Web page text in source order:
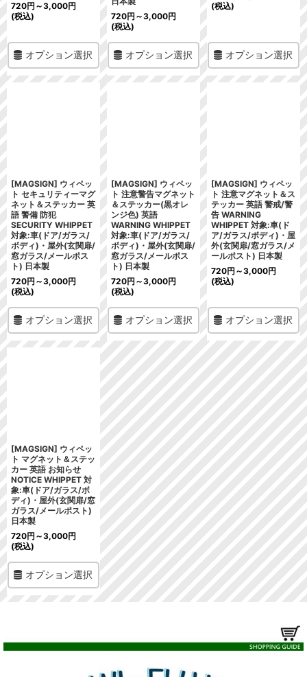
720円 ～3,000円
(税込)
オプション選択
720円 ～3,000円
(税込)
オプション選択
(税込)
オプション選択
[MAGSIGN] ウィペッ
ト セキュリティーマグ
ネット＆ステッカー 英
語 警備 防犯
SECURITY WHIPPET
対象:車(ドア/ガラス/
ボディ)・屋外(玄関扉/
窓ガラス/メールポス
ト) 日本製
720円 ～3,000円
(税込)
オプション選択
[MAGSIGN] ウィペッ
ト 注意警告マグネット
＆ステッカー(黒オレ
ンジ色) 英語
WARNING WHIPPET
対象:車(ドア/ガラス/
ボディ)・屋外(玄関扉/
窓ガラス/メールポス
ト) 日本製
720円 ～3,000円
(税込)
オプション選択
[MAGSIGN] ウィペッ
ト 注意マグネット＆ス
テッカー 英語 警戒/警
告 WARNING
WHIPPET 対象:車(ド
ア/ガラス/ボディ)・屋
外(玄関扉/窓ガラス/メ
ールポスト) 日本製
720円 ～3,000円
(税込)
オプション選択
[MAGSIGN] ウィペッ
ト マグネット＆ステッ
カー 英語 お知らせ
NOTICE WHIPPET 対
象:車(ドア/ガラス/ボ
ディ)・屋外(玄関扉/窓
ガラス/メールポスト)
日本製
720円 ～3,000円
(税込)
オプション選択